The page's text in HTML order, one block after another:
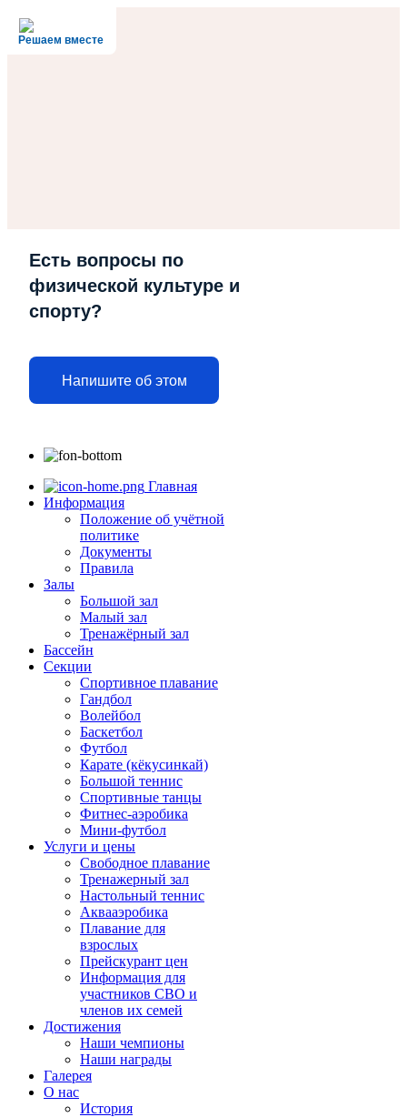
Решаем вместе
Есть вопросы по
физической культуре и
спорту?
Напишите об этом
Главная
Информация
Положение об учётной
политике
Документы
Правила
Залы
Большой зал
Малый зал
Тренажёрный зал
Бассейн
Секции
Спортивное плавание
Гандбол
Волейбол
Баскетбол
Футбол
Карате (кёкусинкай)
Большой теннис
Спортивные танцы
Фитнес-аэробика
Мини-футбол
Услуги и цены
Свободное плавание
Тренажерный зал
Настольный теннис
Аквааэробика
Плавание для
взрослых
Прейскурант цен
Информация для
участников СВО и
членов их семей
Достижения
Наши чемпионы
Наши награды
Галерея
О нас
История